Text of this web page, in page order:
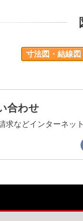
寸法図・結線図
合わせ
求などインターネッ